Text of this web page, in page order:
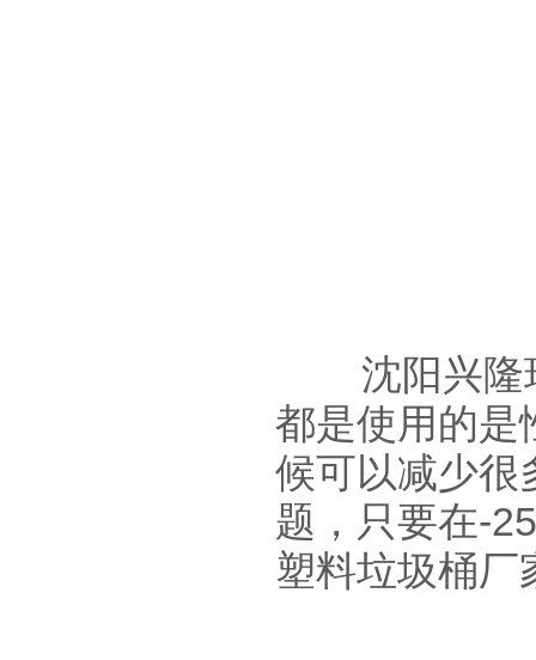
沈阳兴隆瑞
都是使用的是
候可以减少很
题，只要在-
塑料垃圾桶厂